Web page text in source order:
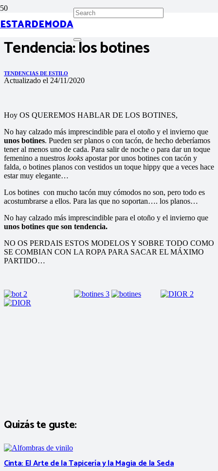
ESTARDEMODA
Tendencia: los botines
TENDENCIAS DE ESTILO
Actualizado el 24/11/2020
Hoy OS QUEREMOS HABLAR DE LOS BOTINES,
No hay calzado más imprescindible para el otoño y el invierno que
unos botines. Pueden ser planos o con tacón, de hecho deberíamos
tener al menos uno de cada. Para salir de noche o para dar un toque
femenino a nuestros looks apostar por unos botines con tacón y
falda, o botines planos con vestidos un toque hippy que a veces hace
estar muy elegante…
Los botines con mucho tacón muy cómodos no son, pero todo es
acostumbrarse a ellos. Para las que no soportan…. los planos…
No hay calzado más imprescindible para el otoño y el invierno que
unos botines que son tendencia.
NO OS PERDAIS ESTOS MODELOS Y SOBRE TODO COMO
SE COMBIAN CON LA ROPA PARA SACAR EL MÁXIMO
PARTIDO…
Quizás te guste:
Cinta: El Arte de la Tapicería y la Magia de la Seda